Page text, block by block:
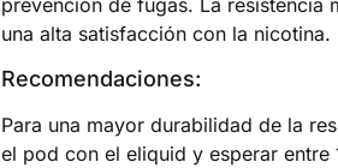
prevención de fugas. La resistencia
una alta satisfacción con la nicotina.
Recomendaciones:
Para una mayor durabilidad de la
el pod con el eliquid y esperar entre